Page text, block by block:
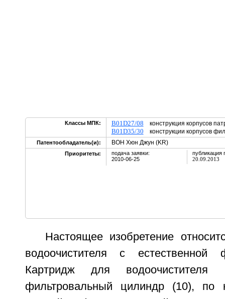
Классы МПК: B01D27/08 конструкция корпусов
B01D35/30 конструкции корпусов
Патентообладатель(и): ВОН Хюн Джун (KR)
Приоритеты:
подача заявки:
2010-06-25
публикация
20.09.2013
Настоящее изобретение
водоочистителя с естественной
Картридж для водоочистителя
фильтровальный цилиндр (10), по